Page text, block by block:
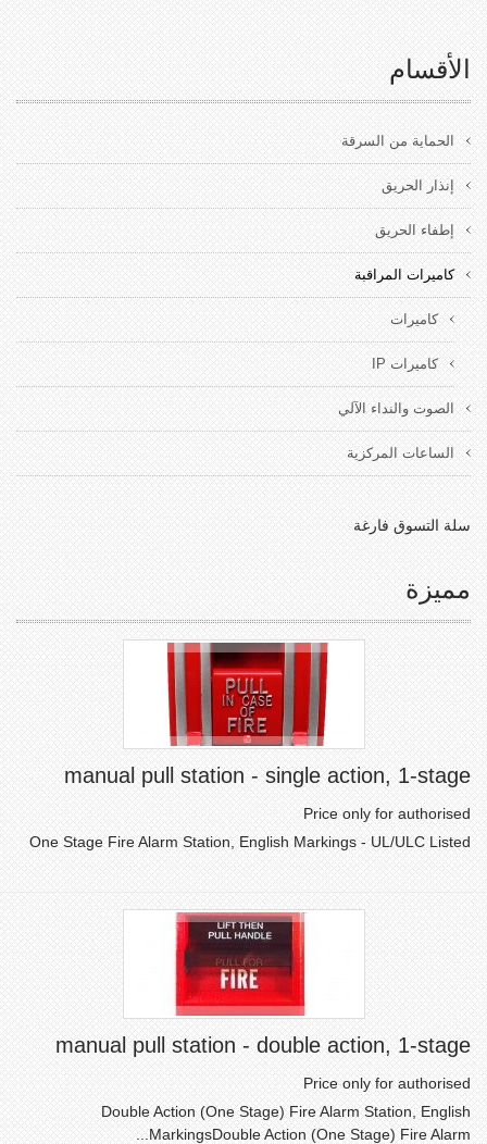
الأقسام
الحماية من السرقة
إنذار الحريق
إطفاء الحريق
كاميرات المراقبة
كاميرات
كاميرات IP
الصوت والنداء الآلي
الساعات المركزية
سلة التسوق فارغة
مميزة
manual pull station - single action, 1-stage
Price only for authorised
One Stage Fire Alarm Station, English Markings - UL/ULC Listed
manual pull station - double action, 1-stage
Price only for authorised
Double Action (One Stage) Fire Alarm Station, English
MarkingsDouble Action (One Stage) Fire Alarm...